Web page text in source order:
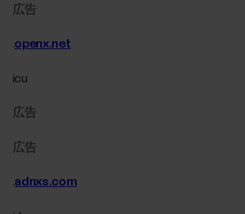
広告
.openx.net
icu
広告
広告
.adnxs.com